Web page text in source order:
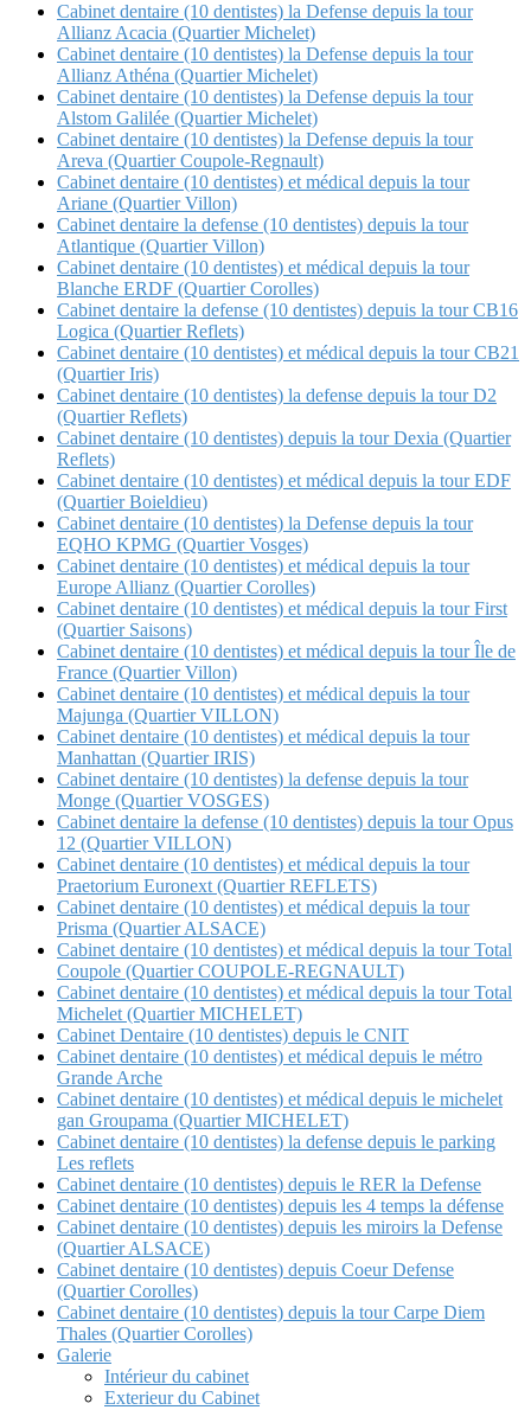
Cabinet dentaire (10 dentistes) la Defense depuis la tour
Allianz Acacia (Quartier Michelet)
Cabinet dentaire (10 dentistes) la Defense depuis la tour
Allianz Athéna (Quartier Michelet)
Cabinet dentaire (10 dentistes) la Defense depuis la tour
Alstom Galilée (Quartier Michelet)
Cabinet dentaire (10 dentistes) la Defense depuis la tour
Areva (Quartier Coupole-Regnault)
Cabinet dentaire (10 dentistes) et médical depuis la tour
Ariane (Quartier Villon)
Cabinet dentaire la defense (10 dentistes) depuis la tour
Atlantique (Quartier Villon)
Cabinet dentaire (10 dentistes) et médical depuis la tour
Blanche ERDF (Quartier Corolles)
Cabinet dentaire la defense (10 dentistes) depuis la tour CB16
Logica (Quartier Reflets)
Cabinet dentaire (10 dentistes) et médical depuis la tour CB21
(Quartier Iris)
Cabinet dentaire (10 dentistes) la defense depuis la tour D2
(Quartier Reflets)
Cabinet dentaire (10 dentistes) depuis la tour Dexia (Quartier
Reflets)
Cabinet dentaire (10 dentistes) et médical depuis la tour EDF
(Quartier Boieldieu)
Cabinet dentaire (10 dentistes) la Defense depuis la tour
EQHO KPMG (Quartier Vosges)
Cabinet dentaire (10 dentistes) et médical depuis la tour
Europe Allianz (Quartier Corolles)
Cabinet dentaire (10 dentistes) et médical depuis la tour First
(Quartier Saisons)
Cabinet dentaire (10 dentistes) et médical depuis la tour Île de
France (Quartier Villon)
Cabinet dentaire (10 dentistes) et médical depuis la tour
Majunga (Quartier VILLON)
Cabinet dentaire (10 dentistes) et médical depuis la tour
Manhattan (Quartier IRIS)
Cabinet dentaire (10 dentistes) la defense depuis la tour
Monge (Quartier VOSGES)
Cabinet dentaire la defense (10 dentistes) depuis la tour Opus
12 (Quartier VILLON)
Cabinet dentaire (10 dentistes) et médical depuis la tour
Praetorium Euronext (Quartier REFLETS)
Cabinet dentaire (10 dentistes) et médical depuis la tour
Prisma (Quartier ALSACE)
Cabinet dentaire (10 dentistes) et médical depuis la tour Total
Coupole (Quartier COUPOLE-REGNAULT)
Cabinet dentaire (10 dentistes) et médical depuis la tour Total
Michelet (Quartier MICHELET)
Cabinet Dentaire (10 dentistes) depuis le CNIT
Cabinet dentaire (10 dentistes) et médical depuis le métro
Grande Arche
Cabinet dentaire (10 dentistes) et médical depuis le michelet
gan Groupama (Quartier MICHELET)
Cabinet dentaire (10 dentistes) la defense depuis le parking
Les reflets
Cabinet dentaire (10 dentistes) depuis le RER la Defense
Cabinet dentaire (10 dentistes) depuis les 4 temps la défense
Cabinet dentaire (10 dentistes) depuis les miroirs la Defense
(Quartier ALSACE)
Cabinet dentaire (10 dentistes) depuis Coeur Defense
(Quartier Corolles)
Cabinet dentaire (10 dentistes) depuis la tour Carpe Diem
Thales (Quartier Corolles)
Galerie
Intérieur du cabinet
Exterieur du Cabinet